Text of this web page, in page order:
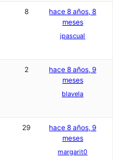
8
hace 8 años, 8
meses
jpascual
2
hace 8 años, 9
meses
blavela
29
hace 8 años, 9
meses
margarit0